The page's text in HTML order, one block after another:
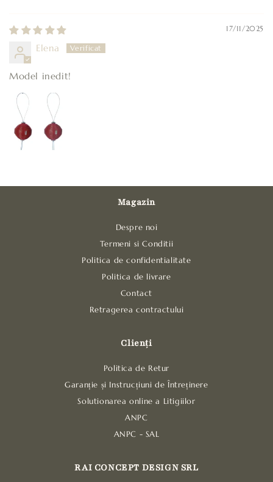
17/11/2025
Elena
Model inedit!
Magazin
Despre noi
Termeni si Conditii
Politica de confidentialitate
Politica de livrare
Contact
Retragerea contractului
Clienți
Politica de Retur
Garanție și Instrucțiuni de Întreținere
Solutionarea online a Litigiilor
ANPC
ANPC - SAL
RAI CONCEPT DESIGN SRL